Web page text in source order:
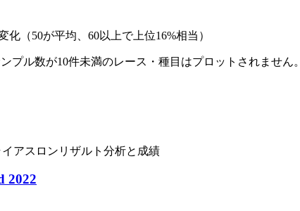
（50が平均、60以上で上位16%相当）
プル数が10件未満のレース・種目はプロットされません。
アスロンリザルト分析と成績
2022